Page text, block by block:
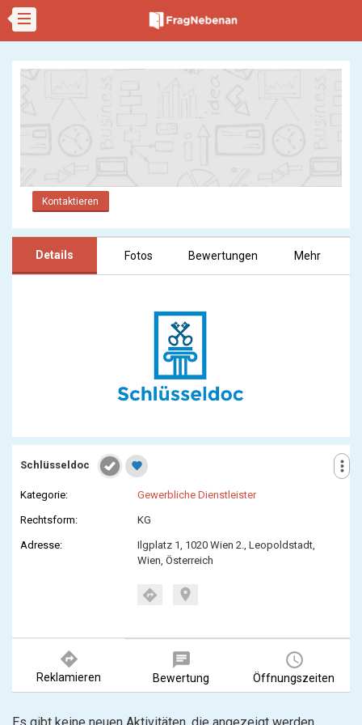
Kontaktieren
Details Fotos Bewertungen Mehr
more_vert
Schlüsseldoc favorite
Kategorie: Gewerbliche Dienstleister
Rechtsform: KG
Adresse:
Ilgplatz 1, 1020 Wien 2., Leopoldstadt,
Wien, Österreich
directions location_on
directions
Reklamieren
chat
Bewertung
query_builder
Öffnungszeiten